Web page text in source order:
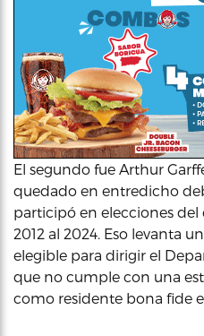
El segundo fue Arthur
quedado en entredicho
participó en elecciones del
2012 al 2024. Eso levanta
elegible para dirigir el
que no cumple con una
como residente bona fide